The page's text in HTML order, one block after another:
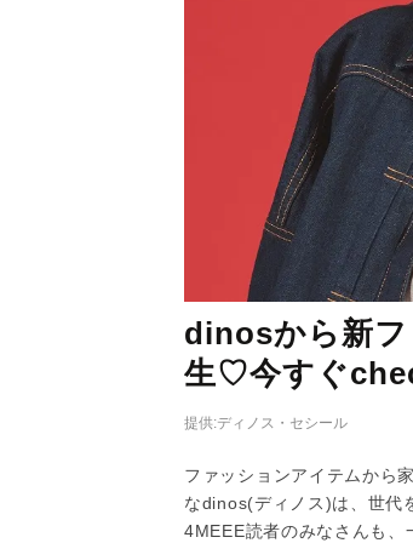
dinosから新
生♡今すぐ
提供:ディノス・セシール
ファッションアイテムから
なdinos(ディノス)は、世代
4MEEE読者のみなさんも、